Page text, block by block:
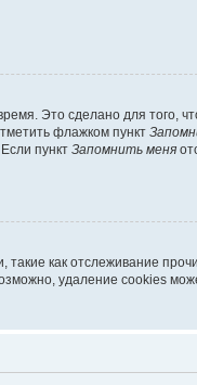
Это сделано для того,
флажком пункт
пункт Запомнить меня
как отслеживание
удаление cookies